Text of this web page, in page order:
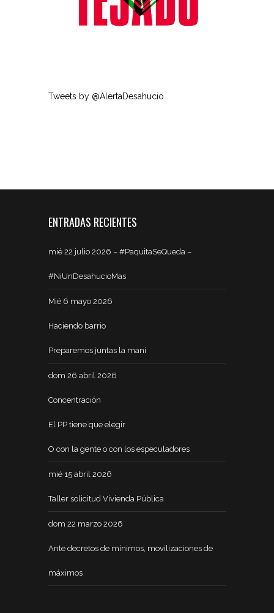
Tweets by @AlertaDesahucio
ENTRADAS RECIENTES
mié 22 julio 2026 – #PaquitaSeQueda –
#NiUnDesahucioMas
Mié 6 mayo 2026
Haciendo barrio
Preparemos juntas la mani
dom 26 abril 2026
Concentración
El PP tiene que elegir
O con la gente o con los especuladores
mié 15 abril 2026
Taller solicitud Vivienda Pública
dom 22 marzo 2026
Ante decretos de mínimos, movilizaciones de
máximos